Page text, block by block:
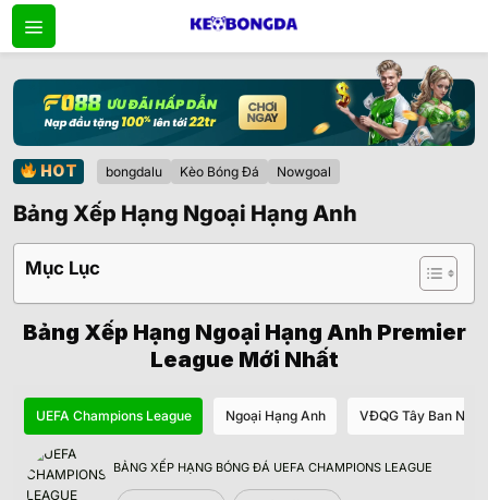
Bỏ
qua
dung
HOT bongdalu Kèo Bóng Đá Nowgoal
Bảng Xếp Hạng Ngoại Hạng Anh
Mục Lục
Bảng Xếp Hạng Ngoại Hạng Anh Premier
League Mới Nhất
UEFA Champions League Ngoại Hạng Anh VĐQG Tây Ban Nha
BẢNG XẾP HẠNG BÓNG ĐÁ UEFA CHAMPIONS LEAGUE